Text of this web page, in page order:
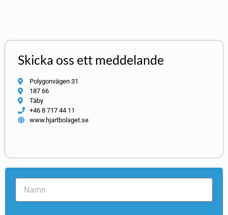
Skicka oss ett meddelande
Polygonvägen 31
187 66
Täby
+46 8 717 44 11
www.hjartbolaget.se